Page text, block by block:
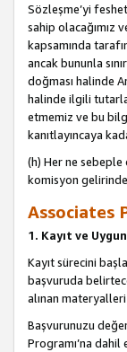
Sözleşme’yi
sahip
kapsamında
ancak bununla
doğması halinde
halinde ilgili
etmemiz ve bu
kanıtlayıncaya
(h) Her ne sebeple
komisyon
Associates
1. Kayıt ve
Kayıt sürecini
başvuruda
alınan
Başvurunuzu
Programı’na